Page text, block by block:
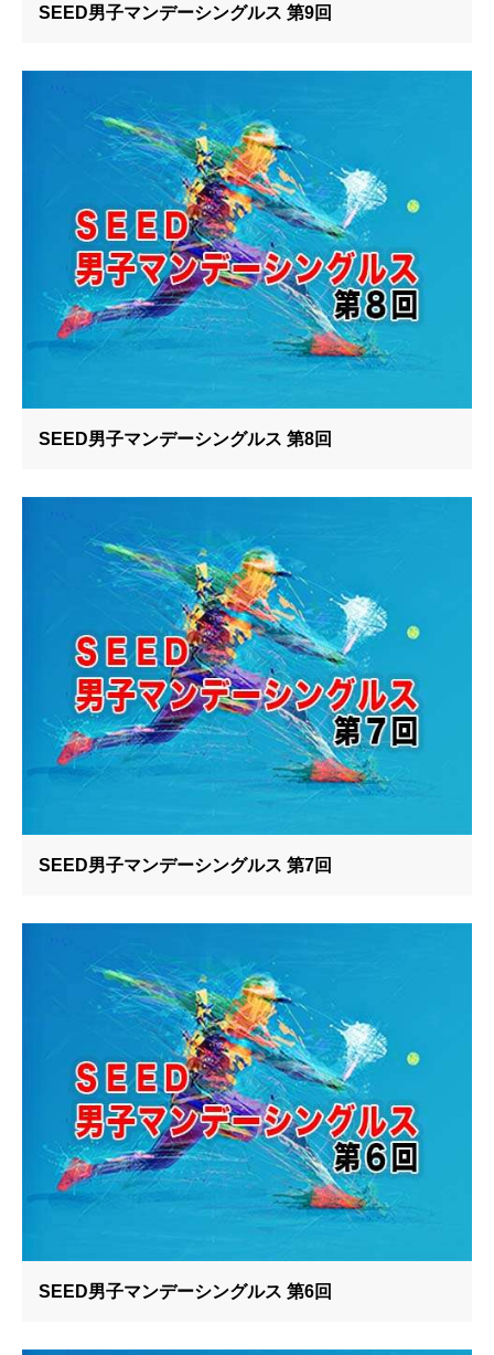
SEED男子マンデーシングルス 第9回
SEED男子マンデーシングルス 第8回
SEED男子マンデーシングルス 第7回
SEED男子マンデーシングルス 第6回